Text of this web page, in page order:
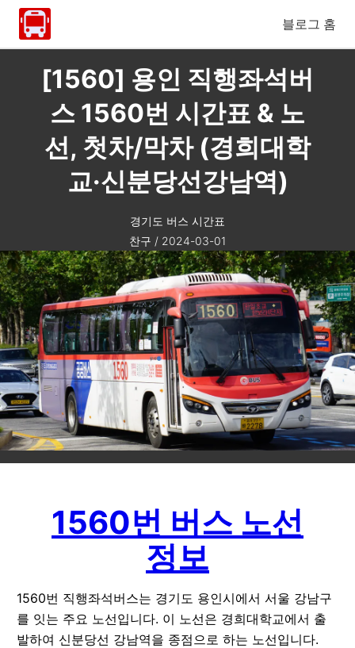
블로그 홈
[1560] 용인 직행좌석버
스 1560번 시간표 & 노
선, 첫차/막차 (경희대학
교·신분당선강남역)
경기도 버스 시간표
찬구 / 2024-03-01
1560번 버스 노선
정보
1560번 직행좌석버스는 경기도 용인시에서 서울 강남구
를 잇는 주요 노선입니다. 이 노선은 경희대학교에서 출
발하여 신분당선 강남역을 종점으로 하는 노선입니다.